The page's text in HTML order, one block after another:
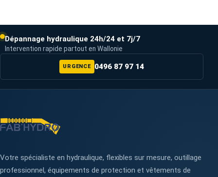
Dépannage hydraulique 24h/24 et 7j/7
Intervention rapide partout en Wallonie
URGENCE 0496 87 97 14
Votre spécialiste en hydraulique, flexibles sur mesure, outillage
professionnel, équipements de protection et vêtements de